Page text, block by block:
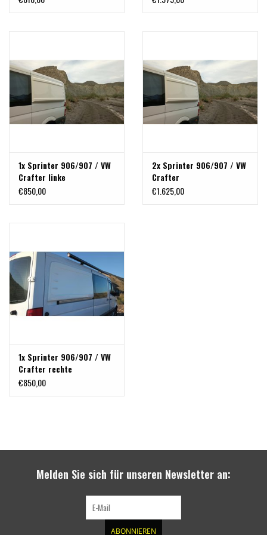
1x Sprinter 906/907 / VW
Crafter linke
Verbreiterungsbacke /
€850,00
2x Sprinter 906/907 / VW
Crafter
Verbreiterungsbacken /
€1.625,00
1x Sprinter 906/907 / VW
Crafter rechte
Verbreiterungsbacke /
€850,00
Melden Sie sich für unseren Newsletter an:
ABONNIEREN